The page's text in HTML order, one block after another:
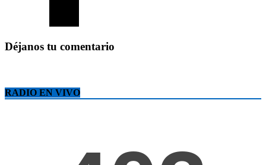
Déjanos tu comentario
RADIO EN VIVO